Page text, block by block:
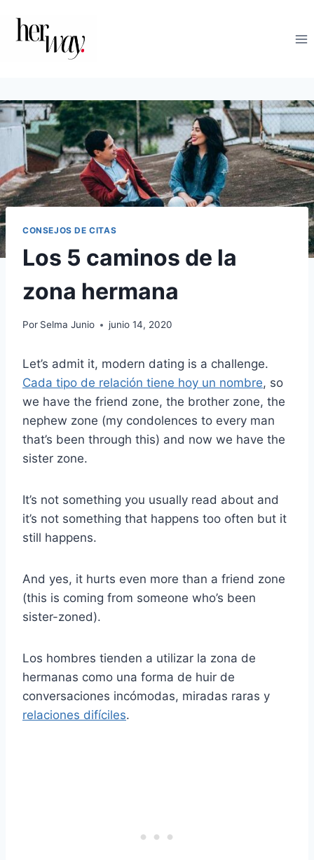
contenido
CONSEJOS DE CITAS
Los 5 caminos de la
zona hermana
Por Selma Junio junio 14, 2020
Let’s admit it, modern dating is a challenge.
Cada tipo de relación tiene hoy un nombre, so
we have the friend zone, the brother zone, the
nephew zone (my condolences to every man
that’s been through this) and now we have the
sister zone.
It’s not something you usually read about and
it’s not something that happens too often but it
still happens.
And yes, it hurts even more than a friend zone
(this is coming from someone who’s been
sister-zoned).
Los hombres tienden a utilizar la zona de
hermanas como una forma de huir de
conversaciones incómodas, miradas raras y
relaciones difíciles.